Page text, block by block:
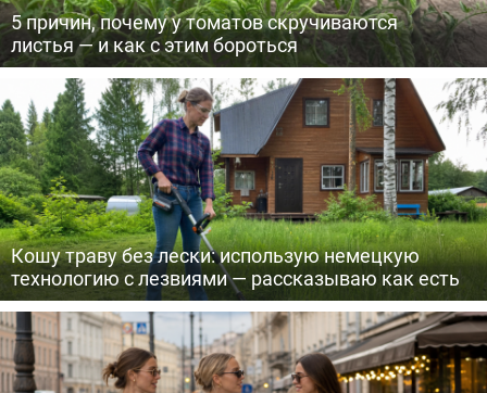
5 причин, почему у томатов скручиваются
листья — и как с этим бороться
Кошу траву без лески: использую немецкую
технологию с лезвиями — рассказываю как есть